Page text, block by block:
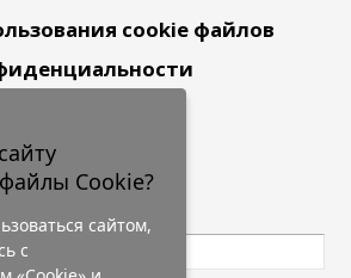
cookie файлов
Cookie?
сайтом,
с